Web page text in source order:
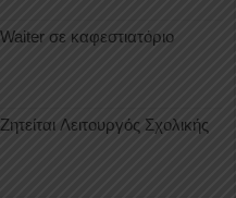
σε καφεστιατόριο
Λειτουργός Σχολικής